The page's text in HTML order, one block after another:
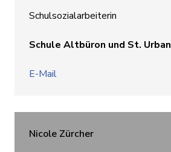
Schulsozialarbeiterin
Schule Altbüron und St. Urban
E-Mail
Nicole Zürcher